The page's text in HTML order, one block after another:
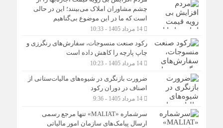
چشم مشاوران املاک می‌بینند؛ این در حالی
است که ما در این موضوع بی‌گناهیم
14 مرداد 1405 - 10:33
رکود صنعت منسوجات، سفارش‌های رنگرزی و
چاپ پارچه را کاهش داده است
14 مرداد 1405 - 10:23
ضرورت بازنگری در شیوه‌های مالیات‌ستانی از
اصناف در دوران رکود
14 مرداد 1405 - 9:36
سرشماره «MALIAT» تنها مرجع رسمی
ارسال پیامک‌های سازمان امور مالیاتی